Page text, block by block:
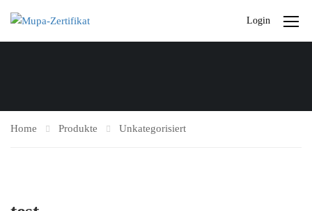
Login
Home Produkte Unkategorisiert